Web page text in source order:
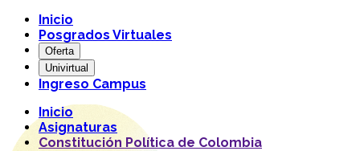
Inicio
Posgrados Virtuales
Oferta
Univirtual
Ingreso Campus
Inicio
Asignaturas
Constitución Política de Colombia